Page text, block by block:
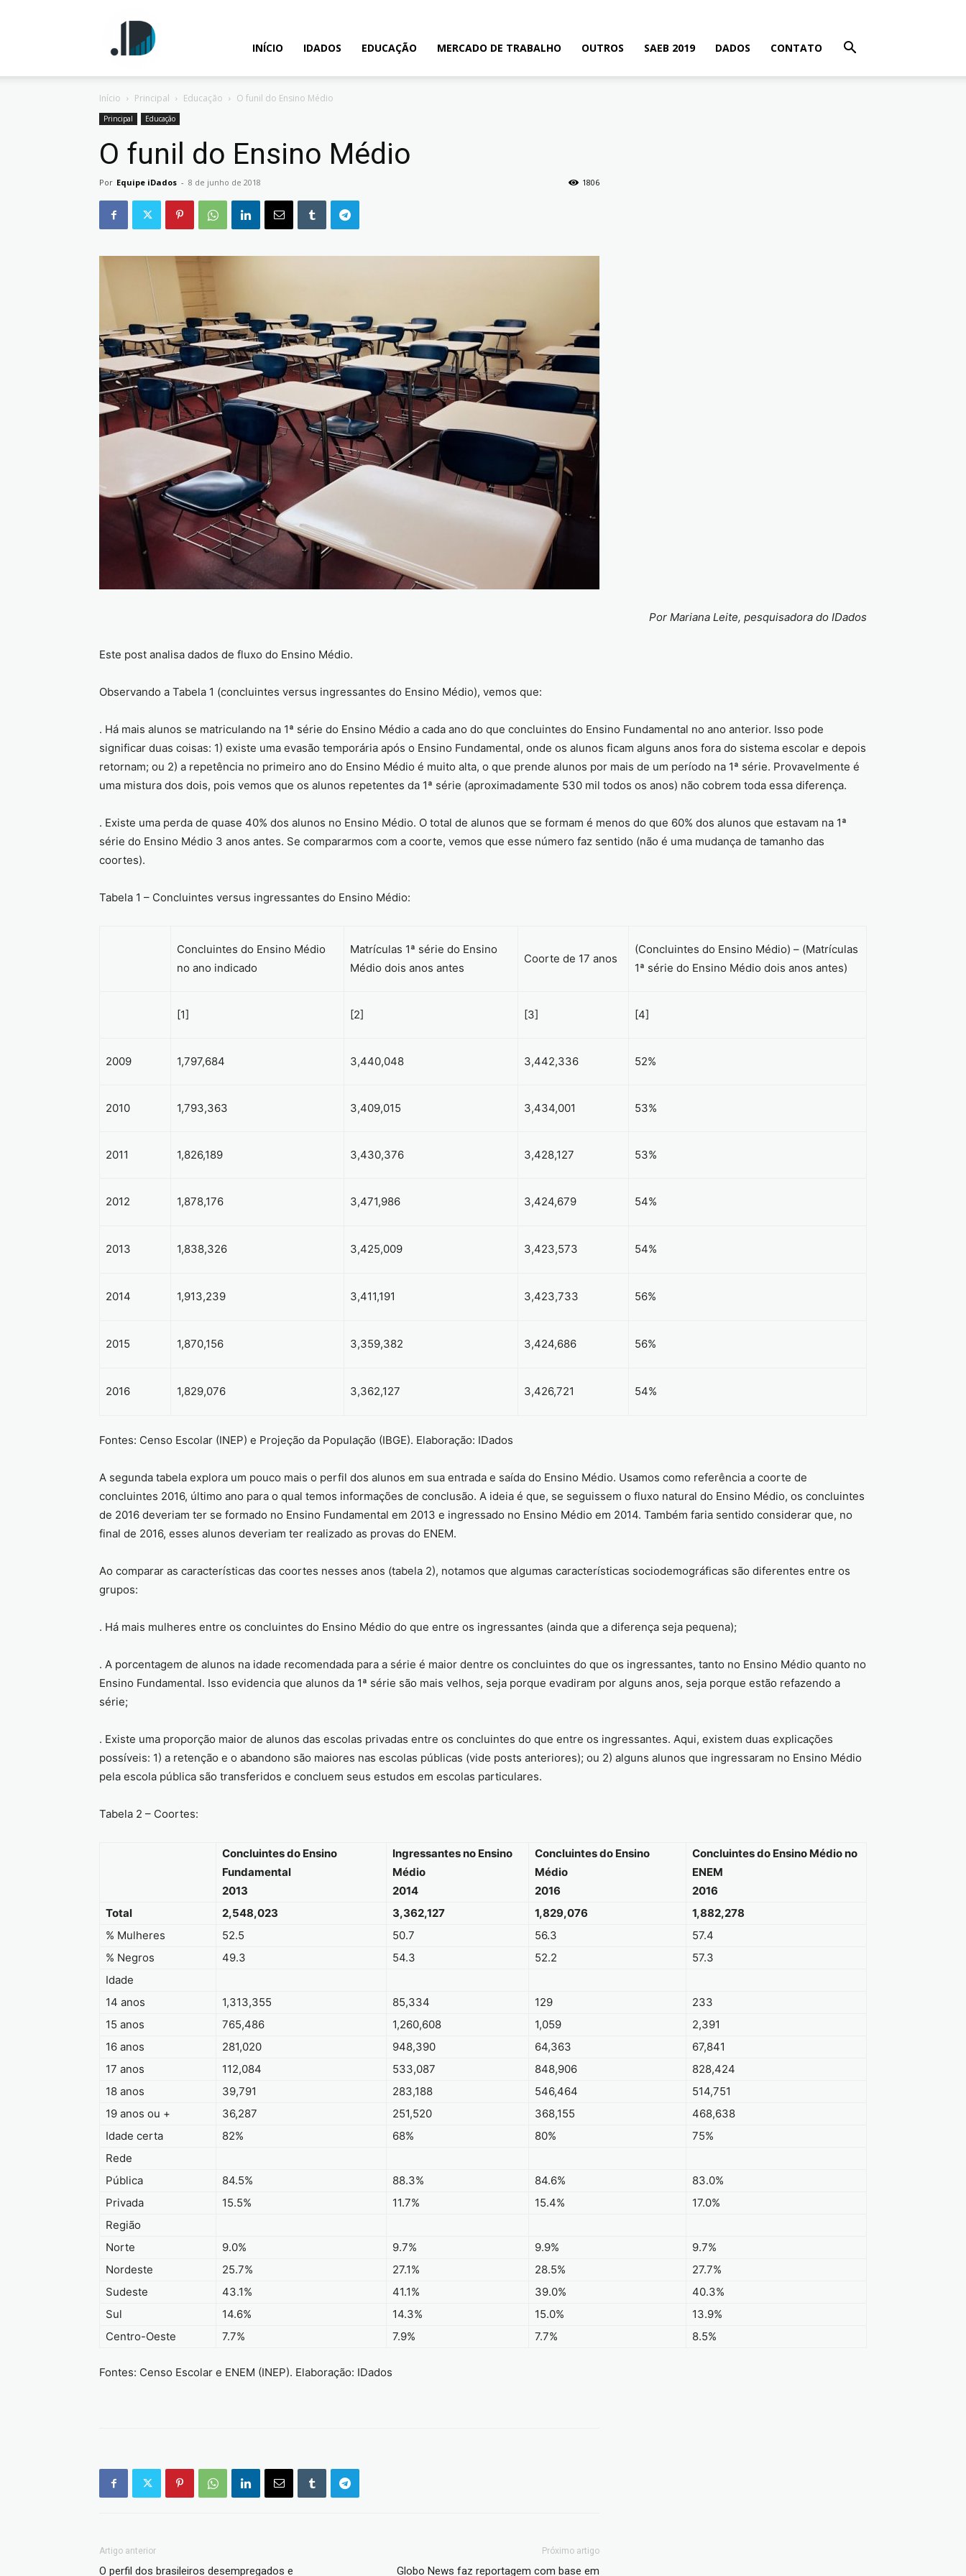
–
Inteligência
Analítica
INÍCIO IDADOS EDUCAÇÃO MERCADO DE TRABALHO OUTROS SAEB 2019 DADOS CONTATO
Início Principal Educação O funil do Ensino Médio
Principal Educação
O funil do Ensino Médio
Por Equipe iDados - 8 de junho de 2018 1806
Por Mariana Leite, pesquisadora do IDados
Este post analisa dados de fluxo do Ensino Médio.
Observando a Tabela 1 (concluintes versus ingressantes do Ensino Médio), vemos que:
. Há mais alunos se matriculando na 1ª série do Ensino Médio a cada ano do que concluintes do Ensino Fundamental no ano anterior. Isso pode
significar duas coisas: 1) existe uma evasão temporária após o Ensino Fundamental, onde os alunos ficam alguns anos fora do sistema escolar e depois
retornam; ou 2) a repetência no primeiro ano do Ensino Médio é muito alta, o que prende alunos por mais de um período na 1ª série. Provavelmente é
uma mistura dos dois, pois vemos que os alunos repetentes da 1ª série (aproximadamente 530 mil todos os anos) não cobrem toda essa diferença.
. Existe uma perda de quase 40% dos alunos no Ensino Médio. O total de alunos que se formam é menos do que 60% dos alunos que estavam na 1ª
série do Ensino Médio 3 anos antes. Se compararmos com a coorte, vemos que esse número faz sentido (não é uma mudança de tamanho das
coortes).
Tabela 1 – Concluintes versus ingressantes do Ensino Médio:
Concluintes do Ensino Médio
no ano indicado
Matrículas 1ª série do Ensino
Médio dois anos antes
Coorte de 17 anos
(Concluintes do Ensino Médio) – (Matrículas
1ª série do Ensino Médio dois anos antes)
[1] [2] [3] [4]
2009 1,797,684 3,440,048 3,442,336 52%
2010 1,793,363 3,409,015 3,434,001 53%
2011 1,826,189 3,430,376 3,428,127 53%
2012 1,878,176 3,471,986 3,424,679 54%
2013 1,838,326 3,425,009 3,423,573 54%
2014 1,913,239 3,411,191 3,423,733 56%
2015 1,870,156 3,359,382 3,424,686 56%
2016 1,829,076 3,362,127 3,426,721 54%
Fontes: Censo Escolar (INEP) e Projeção da População (IBGE). Elaboração: IDados
A segunda tabela explora um pouco mais o perfil dos alunos em sua entrada e saída do Ensino Médio. Usamos como referência a coorte de
concluintes 2016, último ano para o qual temos informações de conclusão. A ideia é que, se seguissem o fluxo natural do Ensino Médio, os concluintes
de 2016 deveriam ter se formado no Ensino Fundamental em 2013 e ingressado no Ensino Médio em 2014. Também faria sentido considerar que, no
final de 2016, esses alunos deveriam ter realizado as provas do ENEM.
Ao comparar as características das coortes nesses anos (tabela 2), notamos que algumas características sociodemográficas são diferentes entre os
grupos:
. Há mais mulheres entre os concluintes do Ensino Médio do que entre os ingressantes (ainda que a diferença seja pequena);
. A porcentagem de alunos na idade recomendada para a série é maior dentre os concluintes do que os ingressantes, tanto no Ensino Médio quanto no
Ensino Fundamental. Isso evidencia que alunos da 1ª série são mais velhos, seja porque evadiram por alguns anos, seja porque estão refazendo a
série;
. Existe uma proporção maior de alunos das escolas privadas entre os concluintes do que entre os ingressantes. Aqui, existem duas explicações
possíveis: 1) a retenção e o abandono são maiores nas escolas públicas (vide posts anteriores); ou 2) alguns alunos que ingressaram no Ensino Médio
pela escola pública são transferidos e concluem seus estudos em escolas particulares.
Tabela 2 – Coortes:
Concluintes do Ensino
Fundamental
2013
Ingressantes no Ensino
Médio
2014
Concluintes do Ensino
Médio
2016
Concluintes do Ensino Médio no
ENEM
2016
Total
2,548,023 3,362,127 1,829,076
1,882,278
% Mulheres
52.5 50.7 56.3
57.4
% Negros
49.3 54.3 52.2
57.3
Idade
14 anos
1,313,355 85,334 129
233
15 anos
765,486 1,260,608 1,059
2,391
16 anos
281,020 948,390 64,363
67,841
17 anos
112,084 533,087 848,906
828,424
18 anos
39,791 283,188 546,464
514,751
19 anos ou +
36,287 251,520 368,155
468,638
Idade certa
82% 68% 80%
75%
Rede
Pública
84.5% 88.3% 84.6%
83.0%
Privada
15.5% 11.7% 15.4%
17.0%
Região
Norte
9.0% 9.7% 9.9%
9.7%
Nordeste
25.7% 27.1% 28.5%
27.7%
Sudeste
43.1% 41.1% 39.0%
40.3%
Sul
14.6% 14.3% 15.0%
13.9%
Centro-Oeste
7.7% 7.9% 7.7% 8.5%
Fontes: Censo Escolar e ENEM (INEP). Elaboração: IDados
Artigo anterior
O perfil dos brasileiros desempregados e
Próximo artigo
Globo News faz reportagem com base em